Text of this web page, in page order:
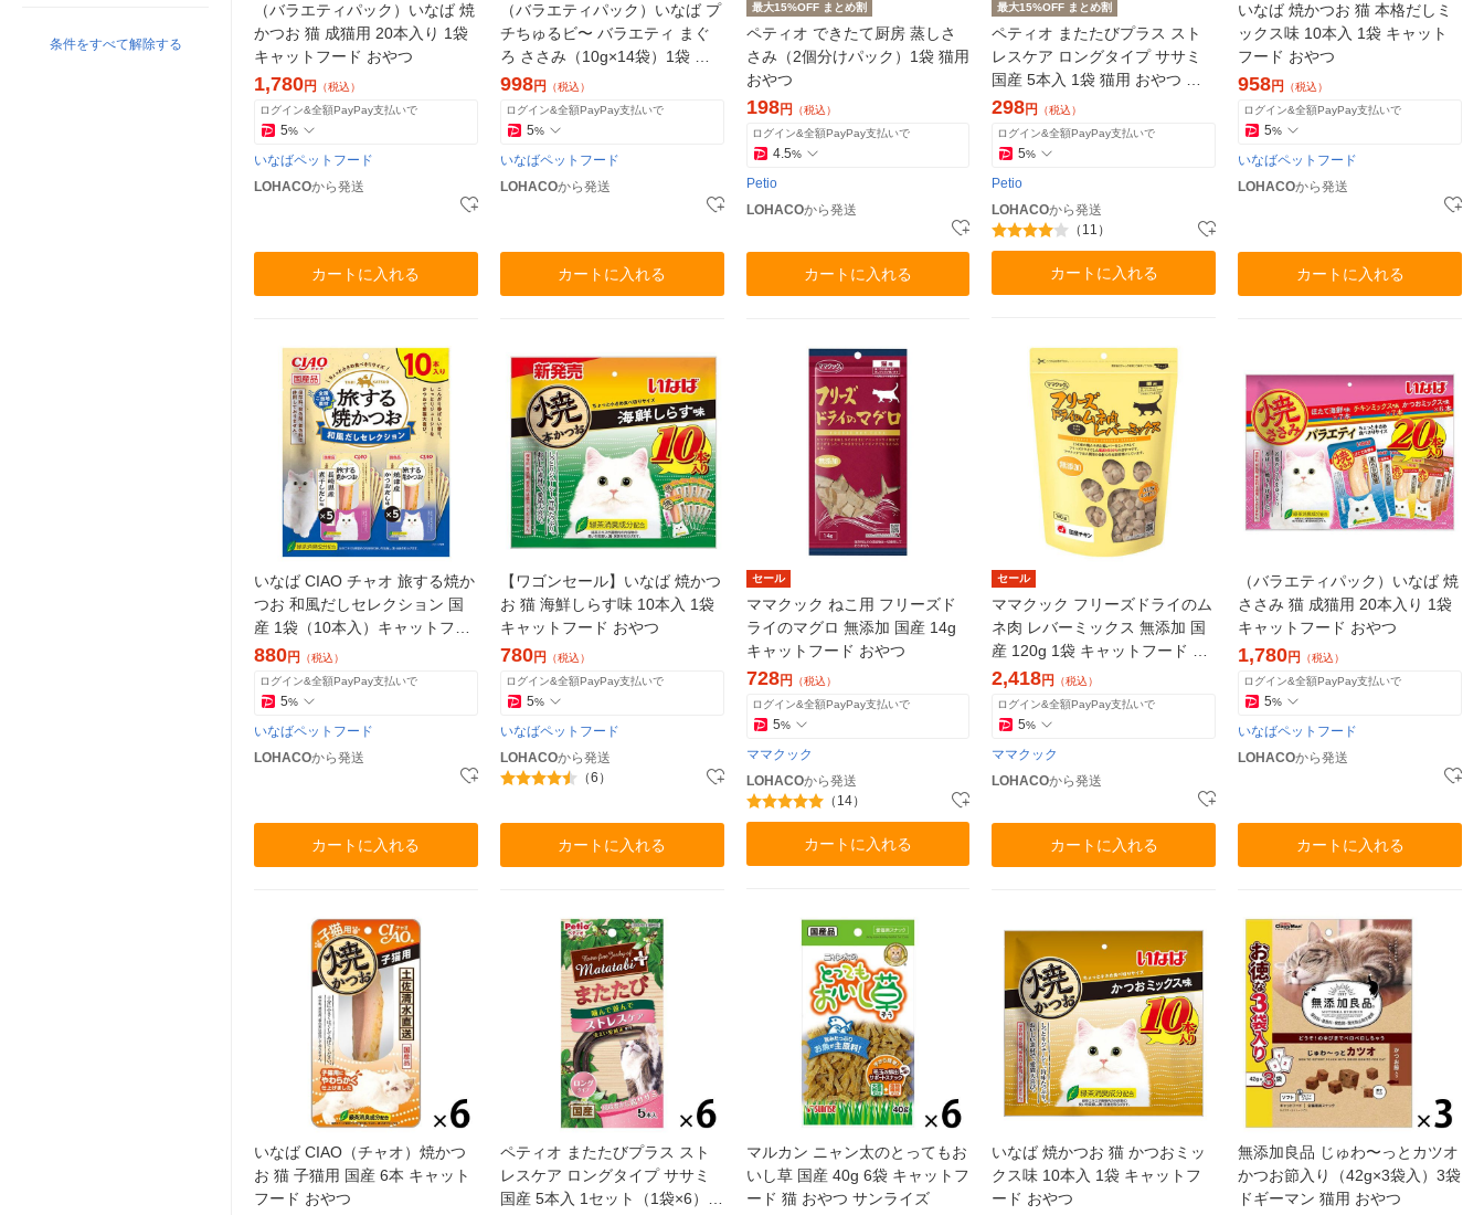
条件をすべて解除する
（バラエティパック）いなば 焼
かつお 猫 成猫用 20本入り 1袋
キャットフード おやつ
1,780円
（税込）
ログイン&全額PayPay支払いで
5%
いなばペットフード
LOHACOから発送
カートに入れる
（バラエティパック）いなば プ
チちゅるビ〜 バラエティ まぐ
ろ ささみ（10g×14袋）1袋 猫
用 おやつ
998円
（税込）
ログイン&全額PayPay支払いで
5%
いなばペットフード
LOHACOから発送
カートに入れる
最大15%OFF まとめ割
ペティオ できたて厨房 蒸しさ
さみ（2個分けパック）1袋 猫用
おやつ
198円
（税込）
ログイン&全額PayPay支払いで
4.5%
Petio
LOHACOから発送
カートに入れる
最大15%OFF まとめ割
ペティオ またたびプラス スト
レスケア ロングタイプ ササミ
国産 5本入 1袋 猫用 おやつ 新
入荷
298円
（税込）
ログイン&全額PayPay支払いで
5%
Petio
LOHACOから発送
（11）
カートに入れる
いなば 焼かつお 猫 本格だしミ
ックス味 10本入 1袋 キャット
フード おやつ
958円
（税込）
ログイン&全額PayPay支払いで
5%
いなばペットフード
LOHACOから発送
カートに入れる
いなば CIAO チャオ 旅する焼か
つお 和風だしセレクション 国
産 1袋（10本入）キャットフー
ド 猫用 おやつ
880円
（税込）
ログイン&全額PayPay支払いで
5%
いなばペットフード
LOHACOから発送
カートに入れる
【ワゴンセール】いなば 焼かつ
お 猫 海鮮しらす味 10本入 1袋
キャットフード おやつ
780円
（税込）
ログイン&全額PayPay支払いで
5%
いなばペットフード
LOHACOから発送
（6）
カートに入れる
セール
ママクック ねこ用 フリーズド
ライのマグロ 無添加 国産 14g
キャットフード おやつ
728円
（税込）
ログイン&全額PayPay支払いで
5%
ママクック
LOHACOから発送
（14）
カートに入れる
セール
ママクック フリーズドライのム
ネ肉 レバーミックス 無添加 国
産 120g 1袋 キャットフード 猫
用 おやつ
2,418円
（税込）
ログイン&全額PayPay支払いで
5%
ママクック
LOHACOから発送
カートに入れる
（バラエティパック）いなば 焼
ささみ 猫 成猫用 20本入り 1袋
キャットフード おやつ
1,780円
（税込）
ログイン&全額PayPay支払いで
5%
いなばペットフード
LOHACOから発送
カートに入れる
いなば CIAO（チャオ）焼かつ
お 猫 子猫用 国産 6本 キャット
フード おやつ
ペティオ またたびプラス スト
レスケア ロングタイプ ササミ
国産 5本入 1セット（1袋×6）猫
マルカン ニャン太のとってもお
いし草 国産 40g 6袋 キャットフ
ード 猫 おやつ サンライズ
いなば 焼かつお 猫 かつおミッ
クス味 10本入 1袋 キャットフ
ード おやつ
無添加良品 じゅわ〜っとカツオ
かつお節入り（42g×3袋入）3袋
ドギーマン 猫用 おやつ